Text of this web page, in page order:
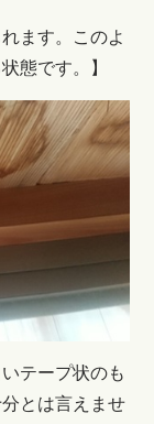
ます。このよ
態です。】
テープ状のも
とは言えませ